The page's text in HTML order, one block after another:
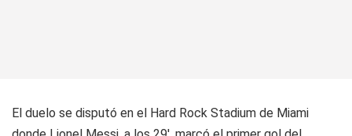
El duelo se disputó en el Hard Rock Stadium de Miami